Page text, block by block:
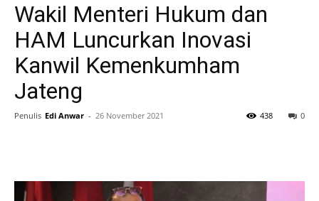
Wakil Menteri Hukum dan
HAM Luncurkan Inovasi
Kanwil Kemenkumham
Jateng
Penulis Edi Anwar - 26 November 2021 0
438